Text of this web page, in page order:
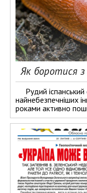
Як боротися
Рудий
найнебезпечніших
роками активно